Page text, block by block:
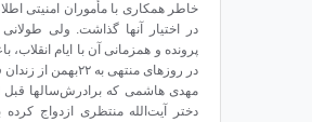
خاطر همکاری با مأموران امنیتی
در اختیار آنها گذاشت. ولی
پرونده و همزمانی آن با ایام انقلاب،
در روزهای منتهی به ۲۲بهمن از زندان فرار کنند.
مهدی هاشمی که برادرش‌سالها قبل
دختر ‌آیت‌الله منتظری ازدواج کرده